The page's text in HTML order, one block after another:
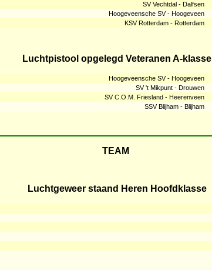
SV Vechtdal - Dalfsen
Hoogeveensche SV - Hoogeveen
KSV Rotterdam - Rotterdam
Luchtpistool opgelegd Veteranen A-klasse
Hoogeveensche SV - Hoogeveen
SV 't Mikpunt - Drouwen
SV C.O.M. Friesland - Heerenveen
SSV Blijham - Blijham
TEAM
Luchtgeweer staand Heren Hoofdklasse